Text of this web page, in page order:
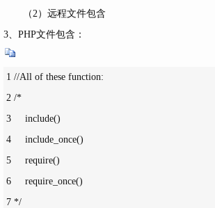
（2）远程文件包含
3、PHP文件包含：